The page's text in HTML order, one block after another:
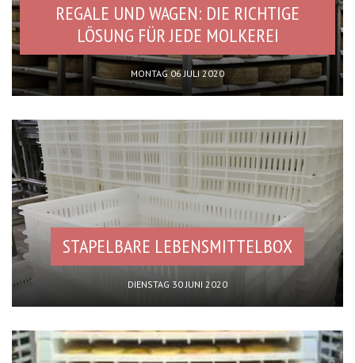
REGALE UND WAGEN: DIE RICHTIGE
LÖSUNG FÜR JEDE MOLKEREI
MONTAG 06 JULI 2020
STAPELBARE LEBENSMITTELBOX
DIENSTAG 30 JUNI 2020